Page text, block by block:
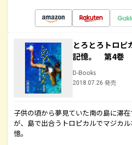
とろとろトロ
記憶。 第4巻
D-Books
2018.07.26 発売
子供の頃から夢見ていた南の島に滞
が、島で出合うトロピカルでマジカ
憶。